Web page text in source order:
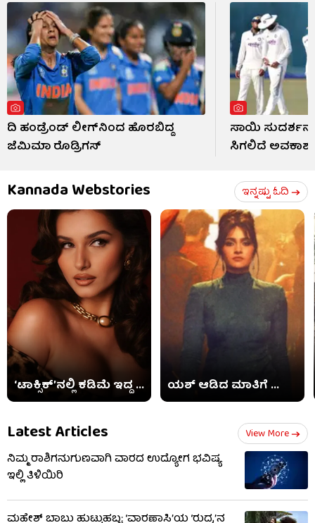
ದಿ ಹಂಡ್ರೆಂಡ್ ಲೀಗ್​ನಿಂದ ಹೊರಬಿದ್ದ
ಜೆಮಿಮಾ ರೊಡ್ರಿಗಸ್
ಸಾಯಿ
ಸಿಗಲಿದೆ
Kannada Webstories ಇನ್ನಷ್ಟು ಓದಿ
‘ಟಾಕ್ಸಿಕ್​’ನಲ್ಲಿ ಕಡಿಮೆ ಇದ್ದ ... ಯಶ್ ಆಡಿದ ಮಾತಿಗೆ ...
Latest Articles View More
ನಿಮ್ಮ ರಾಶಿಗನುಗುಣವಾಗಿ ವಾರದ ಉದ್ಯೋಗ ಭವಿಷ್ಯ
ಇಲ್ಲಿ ತಿಳಿಯಿರಿ
ಮಹೇಶ್ ಬಾಬು ಹುಟ್ಟುಹಬ್ಬ: ‘ವಾರಣಾಸಿ’ಯ ‘ರುದ್ರ’ನ